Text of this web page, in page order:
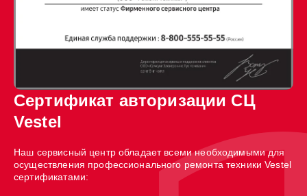
Сертификат авторизации СЦ
Vestel
Наш сервисный центр обладает всеми необходимыми для
осуществления профессионального ремонта техники Vestel
сертификатами: